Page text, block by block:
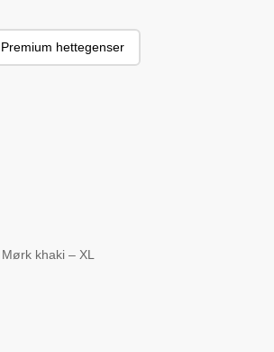
Premium hettegenser
khaki – XL